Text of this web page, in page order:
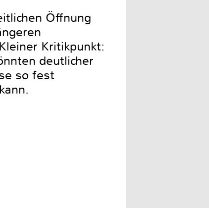
Öffnung
Kritikpunkt:
deutlicher
so fest